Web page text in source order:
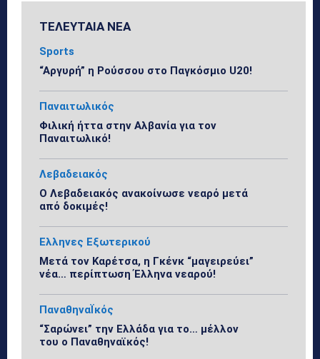
ΤΕΛΕΥΤΑΙΑ ΝΕΑ
Sports
“Αργυρή” η Ρούσσου στο Παγκόσμιο U20!
Παναιτωλικός
Φιλική ήττα στην Αλβανία για τον
Παναιτωλικό!
Λεβαδειακός
Ο Λεβαδειακός ανακοίνωσε νεαρό μετά
από δοκιμές!
Ελληνες Εξωτερικού
Μετά τον Καρέτσα, η Γκένκ “μαγειρεύει”
νέα… περίπτωση Έλληνα νεαρού!
ΠαναθηναΪκός
“Σαρώνει” την Ελλάδα για το… μέλλον
του ο Παναθηναϊκός!